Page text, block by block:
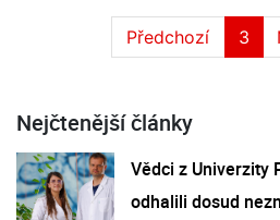
Předchozí 3
Nejčtenější články
Vědci z Univerzity
odhalili dosud